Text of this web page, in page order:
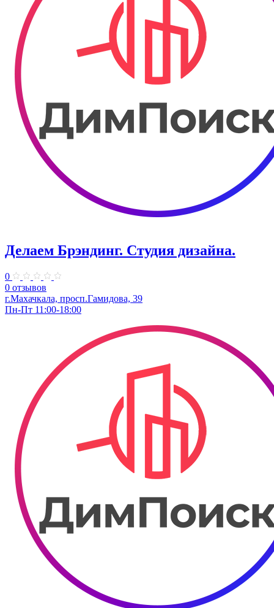
Делаем Брэндинг. ​Студия дизайна.
0
0 отзывов
г.Махачкала, просп.Гамидова, 39
Пн-Пт 11:00-18:00